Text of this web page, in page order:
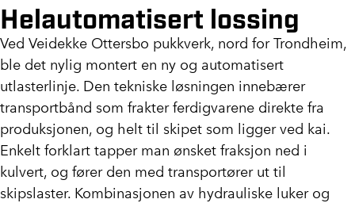
Helautomatisert lossing
Ved Veidekke Ottersbo pukkverk, nord for Trondheim,
ble det nylig montert en ny og automatisert
utlasterlinje. Den tekniske løsningen innebærer
transportbånd som frakter ferdigvarene direkte fra
produksjonen, og helt til skipet som ligger ved kai.
Enkelt forklart tapper man ønsket fraksjon ned i
kulvert, og fører den med transportører ut til
skipslaster. Kombinasjonen av hydrauliske luker og